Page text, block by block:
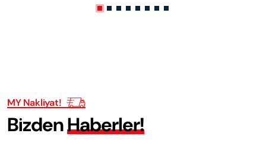
MY Nakliyat!
BizdenHaberler!